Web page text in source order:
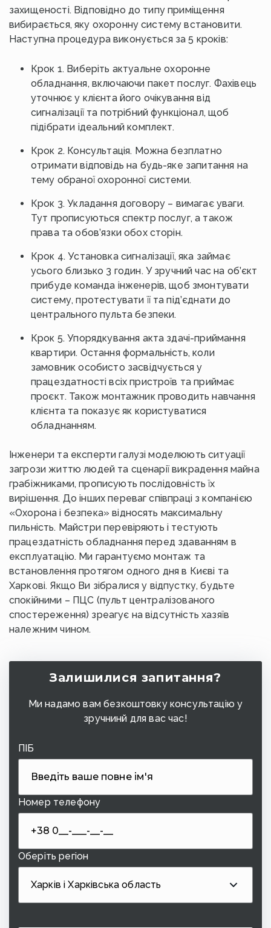
захищеності. Відповідно до типу приміщення
вибирається, яку охоронну систему встановити.
Наступна процедура виконується за 5 кроків:
Крок 1. Виберіть актуальне охоронне
обладнання, включаючи пакет послуг. Фахівець
уточнює у клієнта його очікування від
сигналізації та потрібний функціонал, щоб
підібрати ідеальний комплект.
Крок 2. Консультація. Можна безплатно
отримати відповідь на будь-яке запитання на
тему обраної охоронної системи.
Крок 3. Укладання договору – вимагає уваги.
Тут прописуються спектр послуг, а також
права та обов’язки обох сторін.
Крок 4. Установка сигналізації, яка займає
усього близько 3 годин. У зручний час на об’єкт
прибуде команда інженерів, щоб змонтувати
систему, протестувати її та під’єднати до
центрального пульта безпеки.
Крок 5. Упорядкування акта здачі-приймання
квартири. Остання формальність, коли
замовник особисто засвідчується у
працездатності всіх пристроїв та приймає
проєкт. Також монтажник проводить навчання
клієнта та показує як користуватися
обладнанням.
Інженери та експерти галузі моделюють ситуації
загрози життю людей та сценарії викрадення майна
грабіжниками, прописують послідовність їх
вирішення. До інших переваг співпраці з компанією
«Охорона і безпека» відносять максимальну
пильність. Майстри перевіряють і тестують
працездатність обладнання перед здаванням в
експлуатацію. Ми гарантуємо монтаж та
встановлення протягом одного дня в Києві та
Харкові. Якщо Ви зібралися у відпустку, будьте
спокійними – ПЦС (пульт централізованого
спостереження) зреагує на відсутність хазяїв
належним чином.
Залишилися запитання?
Ми надамо вам безкоштовку консультацію у
зручнинй для вас час!
ПІБ
Номер телефону
Оберіть регіон
Харків і Харківська область